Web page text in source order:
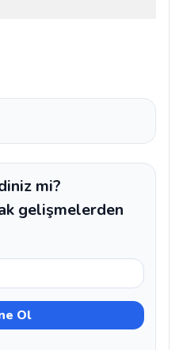
mi?
gelişmelerden